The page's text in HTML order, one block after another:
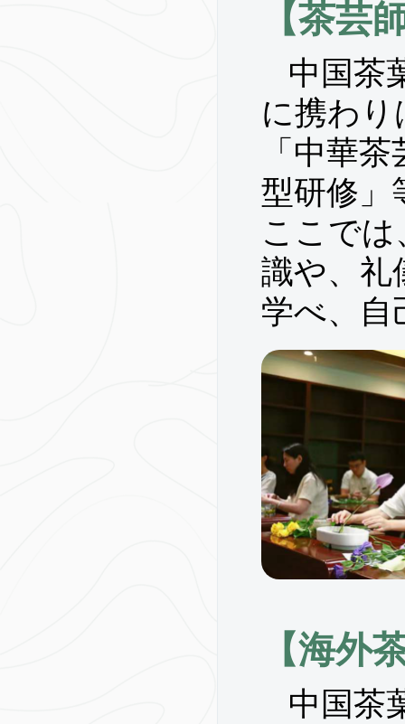
【茶芸
中国茶
に携わり
「中華
型研修」
ここで
識や、礼
学べ、自
【海外
中国茶